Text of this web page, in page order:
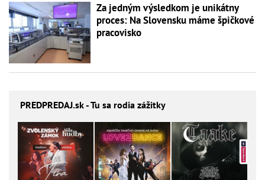
Za jedným výsledkom je unikátny
proces: Na Slovensku máme špičkové
pracovisko
PREDPREDAJ.sk - Tu sa rodia zážitky